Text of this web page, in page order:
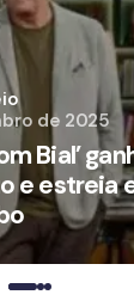
Bial’
e estreia
de 2025